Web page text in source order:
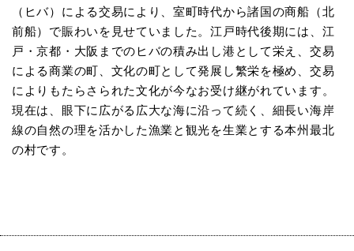
（ヒバ）による交易により、室町時代から諸国の商船（北
前船）で賑わいを見せていました。江戸時代後期には、江
戸・京都・大阪までのヒバの積み出し港として栄え、交易
による商業の町、文化の町として発展し繁栄を極め、交易
によりもたらさられた文化が今なお受け継がれています。
現在は、眼下に広がる広大な海に沿って続く、細長い海岸
線の自然の理を活かした漁業と観光を生業とする本州最北
の村です。